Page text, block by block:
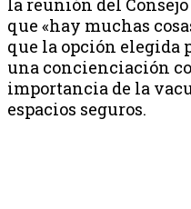
que «hay muchas
que la opción elegida
una concienciación
importancia de la
espacios seguros.